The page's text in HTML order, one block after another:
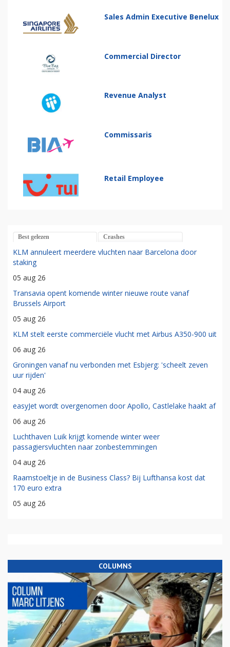
Sales Admin Executive Benelux
Commercial Director
Revenue Analyst
Commissaris
Retail Employee
Best gelezen Crashes
KLM annuleert meerdere vluchten naar Barcelona door
staking
05 aug 26
Transavia opent komende winter nieuwe route vanaf
Brussels Airport
05 aug 26
KLM stelt eerste commerciële vlucht met Airbus A350-900 uit
06 aug 26
Groningen vanaf nu verbonden met Esbjerg: 'scheelt zeven
uur rijden'
04 aug 26
easyJet wordt overgenomen door Apollo, Castlelake haakt af
06 aug 26
Luchthaven Luik krijgt komende winter weer
passagiersvluchten naar zonbestemmingen
04 aug 26
Raamstoeltje in de Business Class? Bij Lufthansa kost dat
170 euro extra
05 aug 26
COLUMNS